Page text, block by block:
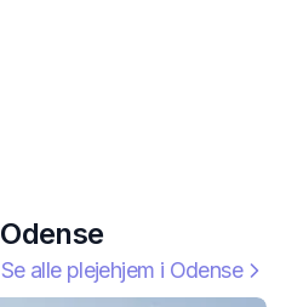
Odense
Se alle plejehjem i Odense